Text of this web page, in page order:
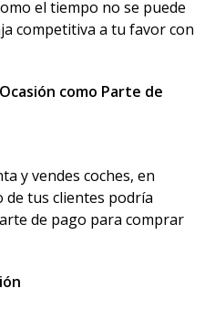
el tiempo no se puede
competitiva a tu favor con
como Parte de
y vendes coches, en
de tus clientes podría
de pago para comprar